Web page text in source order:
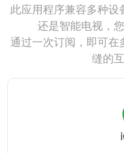
此应用程序兼容多种
还是智能电视，
通过一次订阅，即可
缝的